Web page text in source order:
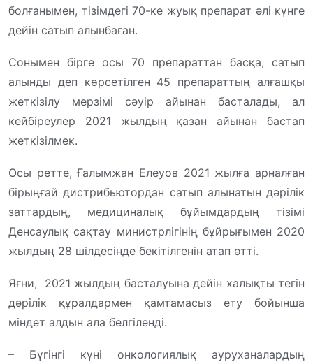
болғанымен, тізімдегі 70-ке жуық препарат әлі күнге
дейін сатып алынбаған.
Сонымен бірге осы 70 препараттан басқа, сатып
алынды деп көрсетілген 45 препараттың алғашқы
жеткізілу мерзімі сәуір айынан басталады, ал
кейбіреулер 2021 жылдың қазан айынан бастап
жеткізілмек.
Осы ретте, Ғалымжан Елеуов 2021 жылға арналған
бірыңғай дистрибьютордан сатып алынатын дәрілік
заттардың, медициналық бұйымдардың тізімі
Денсаулық сақтау министрлігінің бұйрығымен 2020
жылдың 28 шілдесінде бекітілгенін атап өтті.
Яғни, 2021 жылдың басталуына дейін халықты тегін
дәрілік құралдармен қамтамасыз ету бойынша
міндет алдын ала белгіленді.
– Бүгінгі күні онкологиялық ауруханалардың